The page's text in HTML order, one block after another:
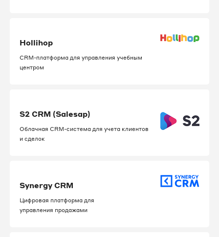
Hollihop
CRM-платформа для управления учебным
центром
S2 CRM (Salesap)
Облачная CRM-система для учета клиентов
и сделок
Synergy CRM
Цифровая платформа для
управления продажами